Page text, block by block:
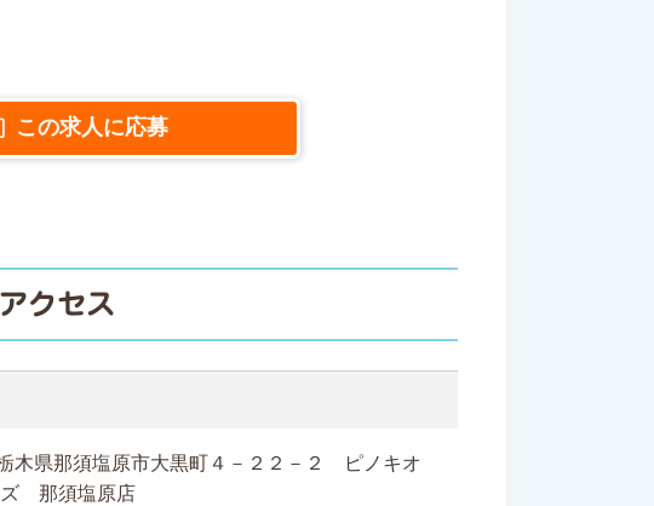
この求人に応募
クセス
木県那須塩原市大黒町４－２２－２ ピノキオ
ズ 那須塩原店